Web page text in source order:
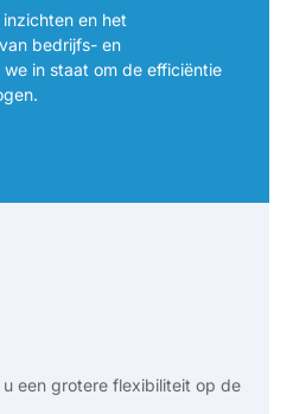
en het
bedrijfs- en
in staat om de efficiëntie
een grotere flexibiliteit op de